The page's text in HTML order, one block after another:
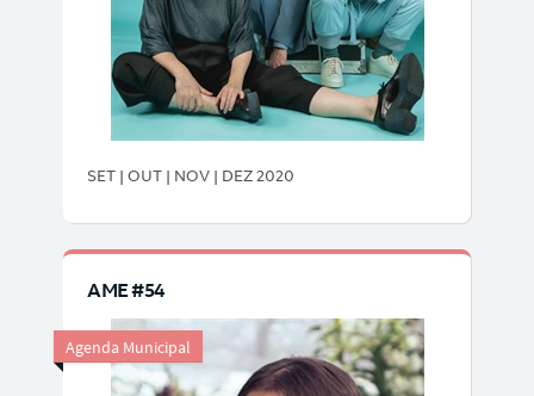
SET | OUT | NOV | DEZ 2020
AME #54
Agenda Municipal